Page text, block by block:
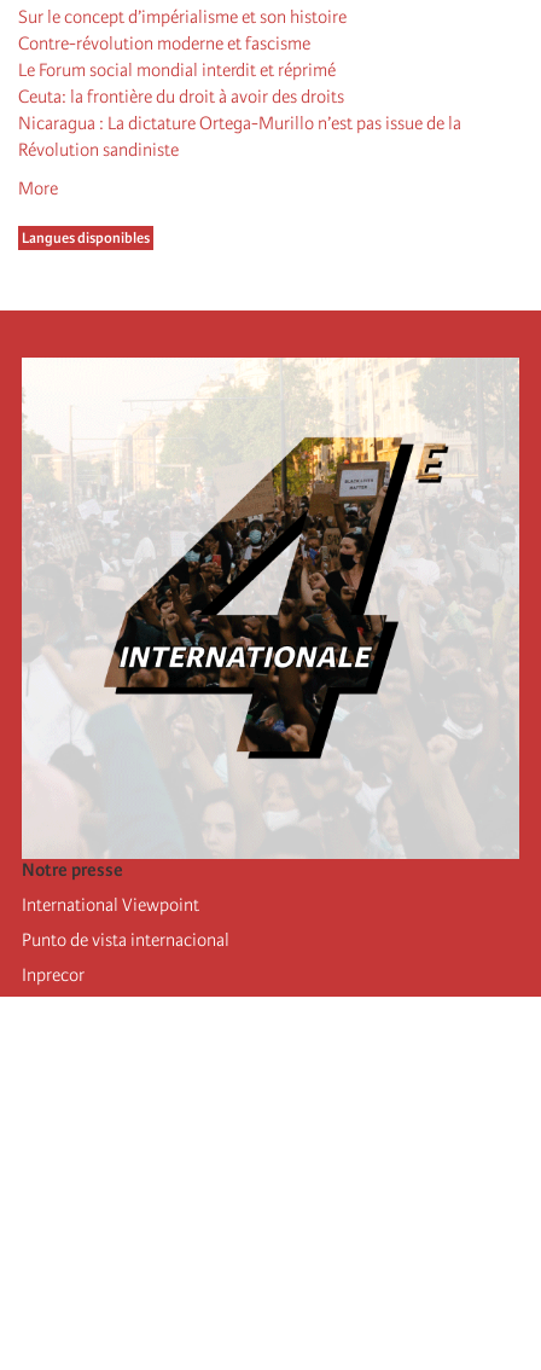
Sur le concept d’impérialisme et son histoire
Contre-révolution moderne et fascisme
Le Forum social mondial interdit et réprimé
Ceuta: la frontière du droit à avoir des droits
Nicaragua : La dictature Ortega-Murillo n’est pas issue de la
Révolution sandiniste
More
Langues disponibles
Notre presse
International Viewpoint
Punto de vista internacional
Inprecor